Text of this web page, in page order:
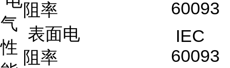
气
性
阻率
60093
表面电
阻率
IEC
60093